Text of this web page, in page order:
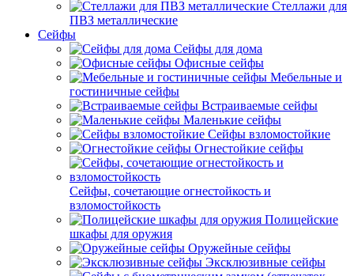
Стеллажи для
ПВЗ металлические
Сейфы
Сейфы для дома
Офисные сейфы
Мебельные и
гостиничные сейфы
Встраиваемые сейфы
Маленькие сейфы
Сейфы взломостойкие
Огнестойкие сейфы
Сейфы, сочетающие огнестойкость и
взломостойкость
Полицейские
шкафы для оружия
Оружейные сейфы
Эксклюзивные сейфы